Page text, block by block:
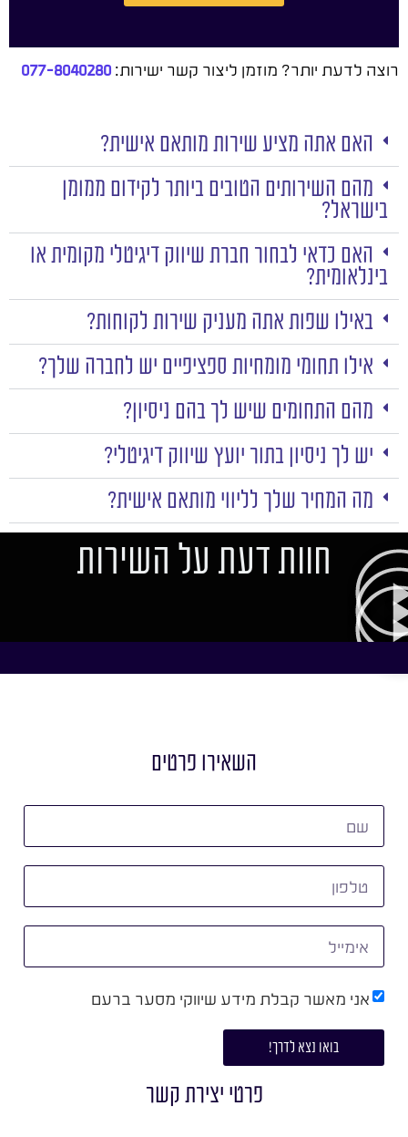
רוצה לדעת יותר? מוזמן ליצור קשר ישירות:077-8040280
האם אתה מציע שירות מותאם אישית?
מהם השירותים הטובים ביותר לקידום ממומן
בישראל?
האם כדאי לבחור חברת שיווק דיגיטלי מקומית או
בינלאומית?
באילו שפות אתה מעניק שירות לקוחות?
אילו תחומי מומחיות ספציפיים יש לחברה שלך?
מהם התחומים שיש לך בהם ניסיון?
יש לך ניסיון בתור יועץ שיווק דיגיטלי?
מה המחיר שלך לליווי מותאם אישית?
חוות דעת על השירות
השאירו פרטים
אני מאשר קבלת מידע שיווקי מסער ברעם
בואו נצא לדרך!
פרטי יצירת קשר